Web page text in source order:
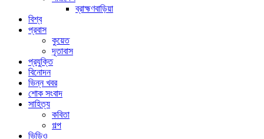
ব্রাহ্মণবাড়িয়া
বিশ্ব
প্রবাস
কুয়েত
দূতাবাস
প্রযুক্তি
বিনোদন
ভিন্ন খবর
শোক সংবাদ
সাহিত্য
কবিতা
গল্প
ভিডিও